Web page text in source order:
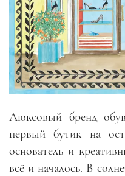
Люксовый бренд
первый бутик на
основатель и
всё и началось. В